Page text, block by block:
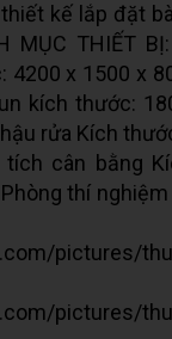
kế lắp đặt
MỤC THIẾT
4200 x 1500 x
kích thước:
rửa Kích
tích cân bằng
thí nghiệm
pictures/
pictures/